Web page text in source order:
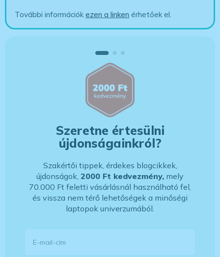
További információkezen a linken érhetőek el.
Szeretne értesülni
újdonságainkról?
Szakértői tippek, érdekes blogcikkek,
újdonságok, 2000 Ft kedvezmény, mely
70.000 Ft feletti vásárlásnál használható fel,
és vissza nem térő lehetőségek a minőségi
laptopok univerzumából.